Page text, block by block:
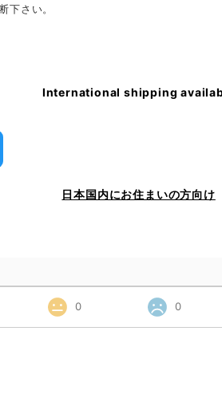
下さい。
International shipping
日本国内にお住まいの方向け
0 0